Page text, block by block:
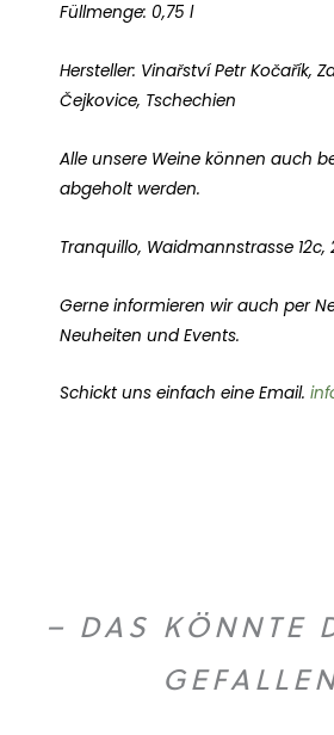
Füllmenge: 0,75 l
Hersteller: Vinařství Petr Kočařík,
Čejkovice, Tschechien
Alle unsere Weine können auch
abgeholt werden.
Tranquillo, Waidmannstrasse
Gerne informieren wir auch per
Neuheiten und Events.
Schickt uns einfach eine Email.
– DAS KÖNNTE